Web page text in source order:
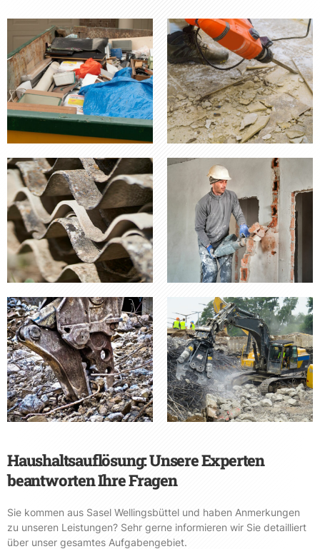
Haushaltsauflösung: Unsere Experten
beantworten Ihre Fragen
Sie kommen aus Sasel Wellingsbüttel und haben Anmerkungen
zu unseren Leistungen? Sehr gerne informieren wir Sie detailliert
über unser gesamtes Aufgabengebiet.